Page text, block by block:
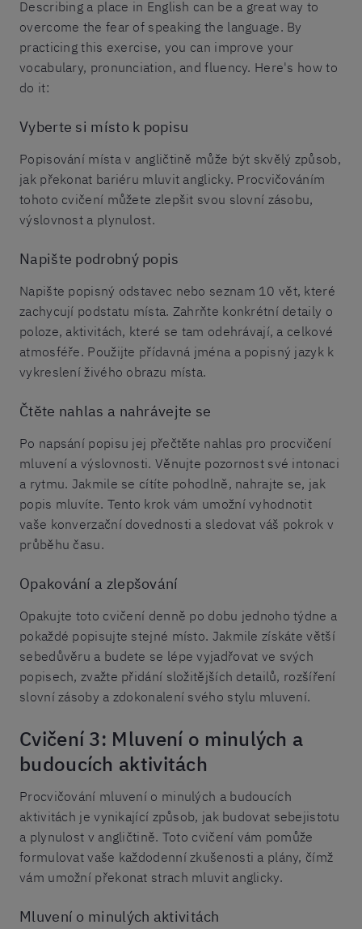
Describing a place in English can be a great way to
overcome the fear of speaking the language. By
practicing this exercise, you can improve your
vocabulary, pronunciation, and fluency. Here's how to
do it:
Vyberte si místo k popisu
Popisování místa v angličtině může být skvělý způsob,
jak překonat bariéru mluvit anglicky. Procvičováním
tohoto cvičení můžete zlepšit svou slovní zásobu,
výslovnost a plynulost.
Napište podrobný popis
Napište popisný odstavec nebo seznam 10 vět, které
zachycují podstatu místa. Zahrňte konkrétní detaily o
poloze, aktivitách, které se tam odehrávají, a celkové
atmosféře. Použijte přídavná jména a popisný jazyk k
vykreslení živého obrazu místa.
Čtěte nahlas a nahrávejte se
Po napsání popisu jej přečtěte nahlas pro procvičení
mluvení a výslovnosti. Věnujte pozornost své intonaci
a rytmu. Jakmile se cítíte pohodlně, nahrajte se, jak
popis mluvíte. Tento krok vám umožní vyhodnotit
vaše konverzační dovednosti a sledovat váš pokrok v
průběhu času.
Opakování a zlepšování
Opakujte toto cvičení denně po dobu jednoho týdne a
pokaždé popisujte stejné místo. Jakmile získáte větší
sebedůvěru a budete se lépe vyjadřovat ve svých
popisech, zvažte přidání složitějších detailů, rozšíření
slovní zásoby a zdokonalení svého stylu mluvení.
Cvičení 3: Mluvení o minulých a
budoucích aktivitách
Procvičování mluvení o minulých a budoucích
aktivitách je vynikající způsob, jak budovat sebejistotu
a plynulost v angličtině. Toto cvičení vám pomůže
formulovat vaše každodenní zkušenosti a plány, čímž
vám umožní překonat strach mluvit anglicky.
Mluvení o minulých aktivitách